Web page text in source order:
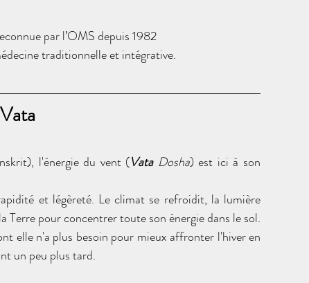
par l’OMS depuis 1982
traditionnelle et intégrative.
l'énergie du vent (Vata Dosha) est ici à son
et légèreté. Le climat se refroidit, la lumière
Terre pour concentrer toute son énergie dans le sol.
elle n'a plus besoin pour mieux affronter l'hiver en
un peu plus tard.